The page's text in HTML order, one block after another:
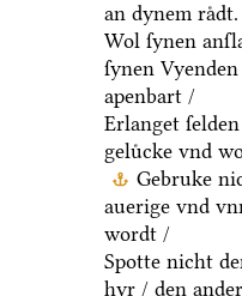
an dynem raͤdt.
Wol ſynen
ſynen Vyenden
apenbart /
Erlanget
geluͤcke vnd
Gebruke
auerige vnd
wordt /
Spotte nicht
hyr / den